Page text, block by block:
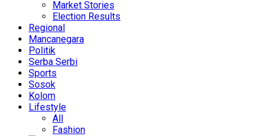
Market Stories
Election Results
Regional
Mancanegara
Politik
Serba Serbi
Sports
Sosok
Kolom
Lifestyle
All
Fashion